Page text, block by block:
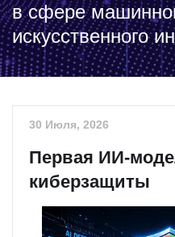
в сфере
искусственного
30 Июля, 2026
Первая ИИ-
киберзащиты